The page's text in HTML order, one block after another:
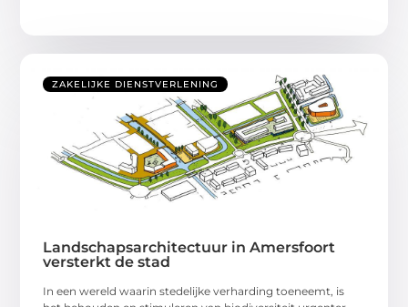
ZAKELIJKE DIENSTVERLENING
Landschapsarchitectuur in Amersfoort
versterkt de stad
In een wereld waarin stedelijke verharding toeneemt, is